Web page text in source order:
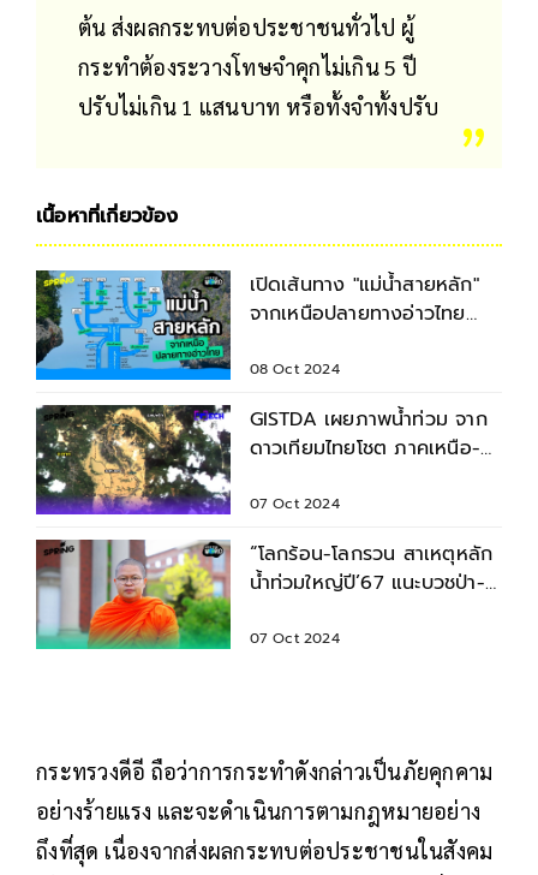
ต้น ส่งผลกระทบต่อประชาชนทั่วไป ผู้
กระทำต้องระวางโทษจำคุกไม่เกิน 5 ปี
ปรับไม่เกิน 1 แสนบาท หรือทั้งจำทั้งปรับ
เนื้อหาที่เกี่ยวข้อง
เปิดเส้นทาง "แม่น้ำสายหลัก"
จากเหนือปลายทางอ่าวไทย
08 Oct 2024
GISTDA เผยภาพน้ำท่วม จาก
ดาวเทียมไทยโชต ภาคเหนือ-
07 Oct 2024
“โลกร้อน-โลกรวน สาเหตุหลัก
น้ำท่วมใหญ่ปี’67 แนะบวชป่า-
07 Oct 2024
กระทรวงดีอี ถือว่าการกระทำดังกล่าวเป็นภัยคุกคาม
อย่างร้ายแรง และจะดำเนินการตามกฎหมายอย่าง
ถึงที่สุด เนื่องจากส่งผลกระทบต่อประชาชนในสังคม